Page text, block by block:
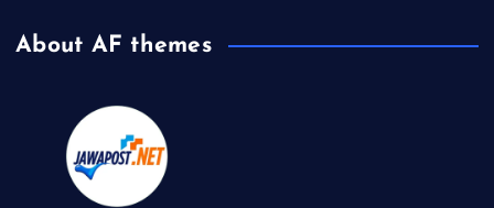
About AF themes